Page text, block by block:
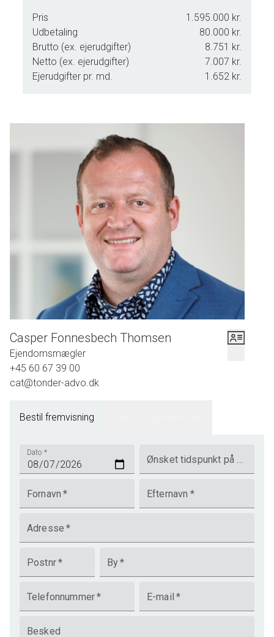
Du kan sende dit ønske til en fremvisning på knappen
nedenfor og vi vil bestræbe os på at imødekomme dit ønske,
dog skal vi først forhøre os hos sælger samt undersøge i
vores kalender. Vi ringer til dig for at aftale endelig tid for en
fremvisning.
Pris
1.595.000 kr.
Udbetaling
80.000 kr.
Brutto (ex. ejerudgifter)
8.751 kr.
Netto (ex. ejerudgifter)
7.007 kr.
Ejerudgifter pr. md.
1.652 kr.
Casper Fonnesbech Thomsen
Ejendomsmægler
+45 60 67 39 00
cat@tonder-advo.dk
Bestil fremvisning
Dato *
Ønsket tidspunkt på dagen
Fornavn * Efternavn *
Adresse *
Postnr* By*
Telefonnummer* E-mail *
Besked